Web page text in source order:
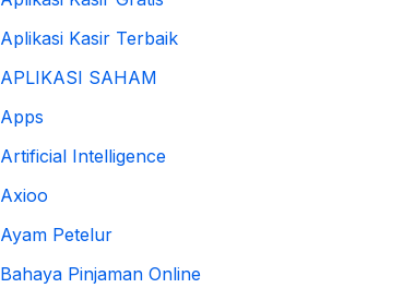
Aplikasi Kasir Terbaik
APLIKASI SAHAM
Apps
Artificial Intelligence
Axioo
Ayam Petelur
Bahaya Pinjaman Online